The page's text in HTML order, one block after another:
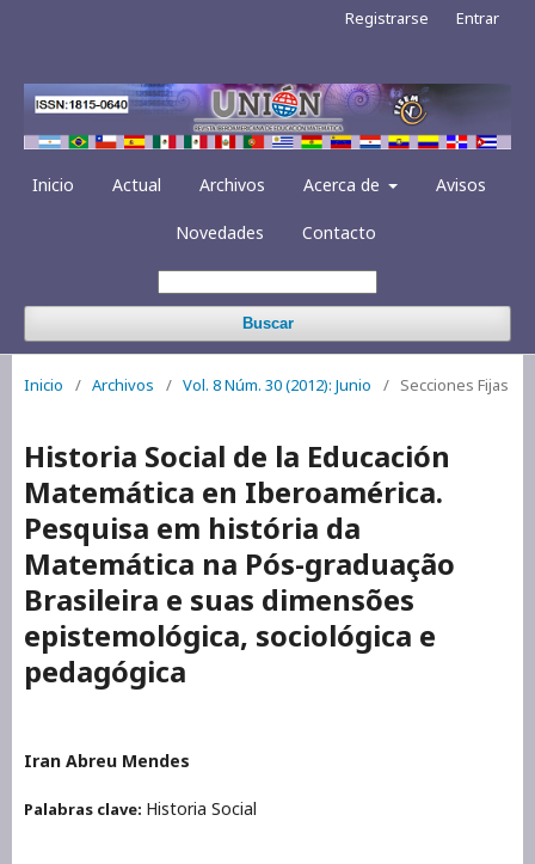
Inicio Actual Archivos Acerca de Avisos
Novedades Contacto
Buscar
Registrarse Entrar
Inicio / Archivos / Vol. 8 Núm. 30 (2012): Junio / Secciones Fijas
Historia Social de la Educación
Matemática en Iberoamérica.
Pesquisa em história da
Matemática na Pós-graduação
Brasileira e suas dimensões
epistemológica, sociológica e
pedagógica
Iran Abreu Mendes
Palabras clave: Historia Social